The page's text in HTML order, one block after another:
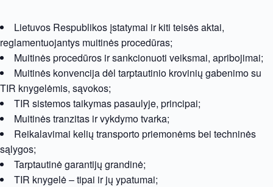
Lietuvos Respublikos įstatymai ir kiti teisės aktai,
reglamentuojantys muitinės procedūras;
Muitinės procedūros ir sankcionuoti veiksmai, apribojimai;
Muitinės konvencija dėl tarptautinio krovinių gabenimo su
TIR knygelėmis, sąvokos;
TIR sistemos taikymas pasaulyje, principai;
Muitinės tranzitas ir vykdymo tvarka;
Reikalavimai kelių transporto priemonėms bei techninės
sąlygos;
Tarptautinė garantijų grandinė;
TIR knygelė – tipai ir jų ypatumai;